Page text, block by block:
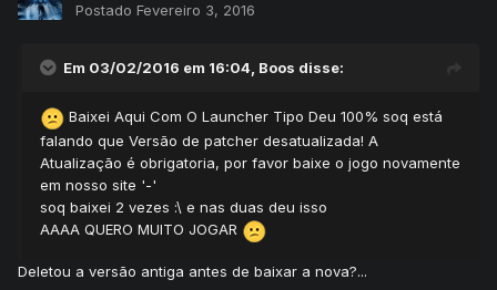
Postado Fevereiro 3, 2016
Em 03/02/2016 em 16:04, Boos disse:
Baixei Aqui Com O Launcher Tipo Deu 100% soq está
falando que Versão de patcher desatualizada! A
Atualização é obrigatoria, por favor baixe o jogo novamente
em nosso site '-'
soq baixei 2 vezes :\ e nas duas deu isso
AAAA QUERO MUITO JOGAR
Deletou a versão antiga antes de baixar a nova?...